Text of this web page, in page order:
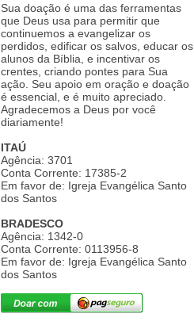
Sua doação é uma das ferramentas
que Deus usa para permitir que
continuemos a evangelizar os
perdidos, edificar os salvos, educar os
alunos da Bíblia, e incentivar os
crentes, criando pontes para Sua
ação. Seu apoio em oração e doação
é essencial, e é muito apreciado.
Agradecemos a Deus por você
diariamente!
ITAÚ
Agência: 3701
Conta Corrente: 17385-2
Em favor de: Igreja Evangélica Santo
dos Santos
BRADESCO
Agência: 1342-0
Conta Corrente: 0113956-8
Em favor de: Igreja Evangélica Santo
dos Santos